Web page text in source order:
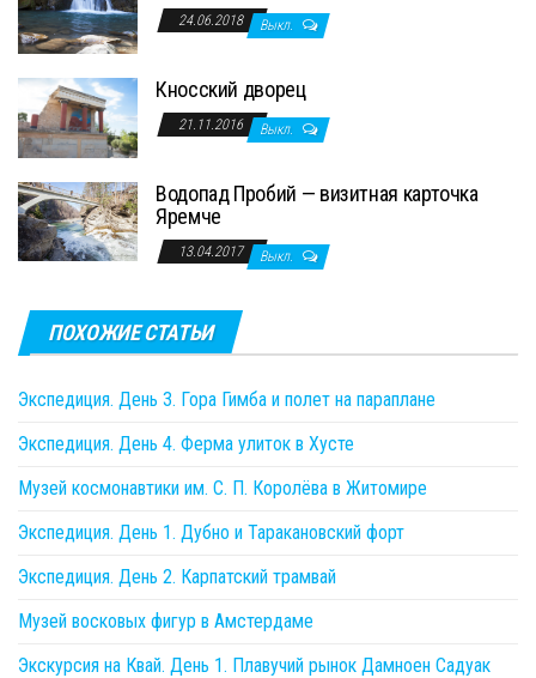
24.06.2018 Выкл.
Кносский дворец
21.11.2016 Выкл.
Водопад Пробий — визитная карточка
Яремче
13.04.2017 Выкл.
ПОХОЖИЕ СТАТЬИ
Экспедиция. День 3. Гора Гимба и полет на параплане
Экспедиция. День 4. Ферма улиток в Хусте
Музей космонавтики им. С. П. Королёва в Житомире
Экспедиция. День 1. Дубно и Таракановский форт
Экспедиция. День 2. Карпатский трамвай
Музей восковых фигур в Амстердаме
Экскурсия на Квай. День 1. Плавучий рынок Дамноен Садуак